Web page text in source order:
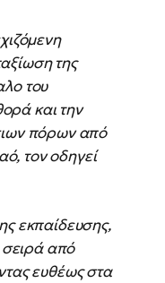
της
του
και την
πόρων από
τον οδηγεί
εκπαίδευσης,
σειρά από
ευθέως στα